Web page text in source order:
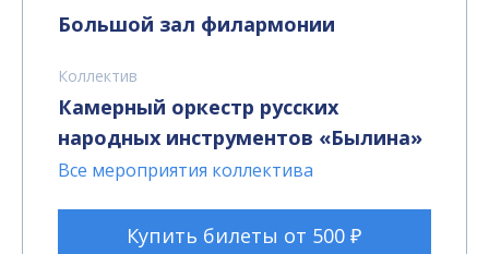
Большой зал филармонии
Коллектив
Камерный оркестр русских
народных инструментов «Былина»
Все мероприятия коллектива
Купить билеты от 500 ₽